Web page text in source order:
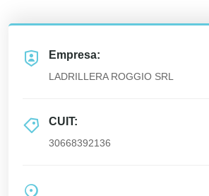
Empresa:
LADRILLERA ROGGIO SRL
CUIT:
30668392136